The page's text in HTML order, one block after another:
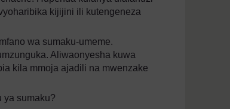
kijijini ili kutengeneza
wa sumaku-umeme.
Aliwaonyesha kuwa
kila mmoja ajadili na mwenzake
ya sumaku?